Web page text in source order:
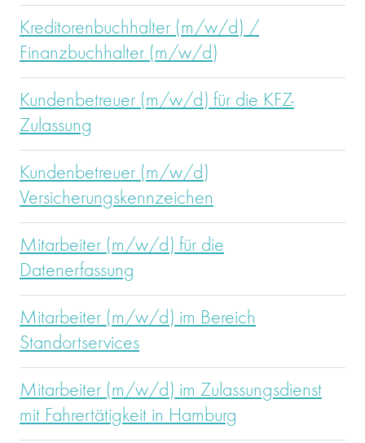
Kreditorenbuchhalter (m/w/d) /
Finanzbuchhalter (m/w/d)
Kundenbetreuer (m/w/d) für die KFZ-
Zulassung
Kundenbetreuer (m/w/d)
Versicherungskennzeichen
Mitarbeiter (m/w/d) für die
Datenerfassung
Mitarbeiter (m/w/d) im Bereich
Standortservices
Mitarbeiter (m/w/d) im Zulassungsdienst
mit Fahrertätigkeit in Hamburg